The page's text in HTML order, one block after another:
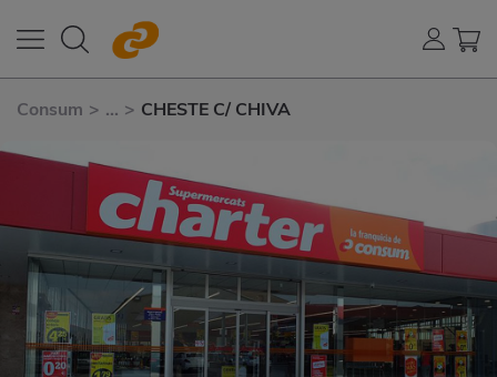
Consum > ... > CHESTE C/ CHIVA